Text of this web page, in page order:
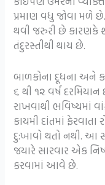
પ્રમાણ વધુ જોવા મળે
થવી જરુરી છે કારણકે
તંદુરસ્તીથી થાય છે.
બાળકોના દૂધના અને
૬ થી ૧૨ વર્ષ
રાખવાથી ભવિષ્યમાં
કાયમી દાંતમાં
દુ:ખાવો થતો નથી. આ
જયારે સારવાર એક
કરવામાં આવે છે.